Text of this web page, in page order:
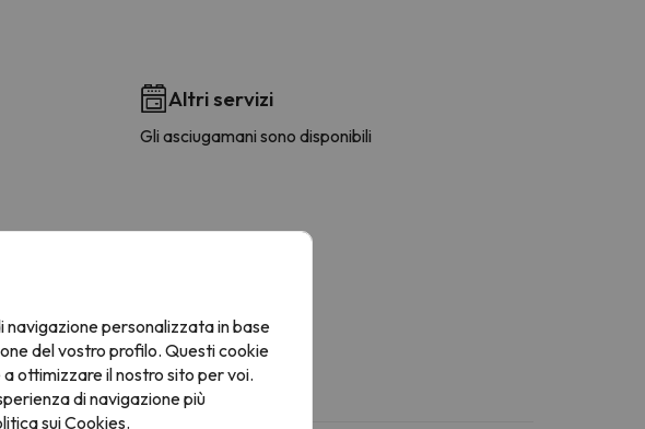
Altri servizi
Gli asciugamani sono disponibili
navigazione personalizzata in base
del vostro profilo. Questi cookie
ottimizzare il nostro sito per voi.
di navigazione più
sui Cookies.